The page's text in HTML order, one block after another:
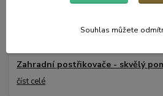
Zahradní postřikovače - skvělý
číst celé
Souhlas můžete